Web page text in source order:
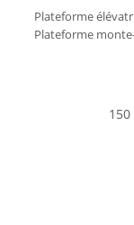
Plateforme
Plateforme